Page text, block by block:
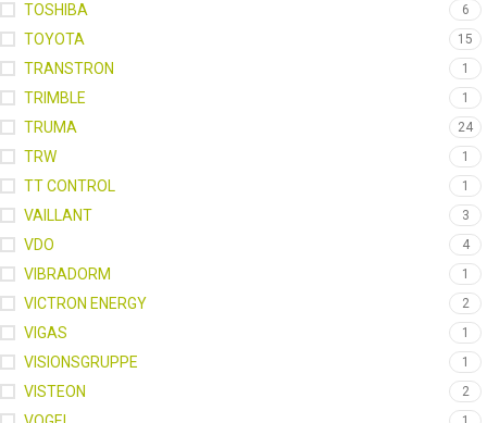
TOSHIBA 6
TOYOTA 15
TRANSTRON 1
TRIMBLE 1
TRUMA 24
TRW 1
TT CONTROL 1
VAILLANT 3
VDO 4
VIBRADORM 1
VICTRON ENERGY 2
VIGAS 1
VISIONSGRUPPE 1
VISTEON 2